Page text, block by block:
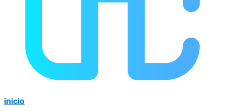
inicio